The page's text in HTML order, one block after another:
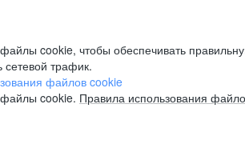
cookie, чтобы обеспечивать
сетевой трафик.
файлов cookie
cookie. Правила использования